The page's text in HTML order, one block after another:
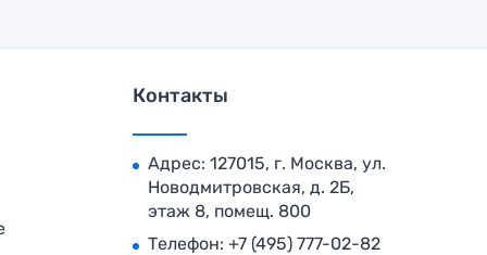
Контакты
Адрес: 127015, г. Москва, ул.
Новодмитровская, д. 2Б,
этаж 8, помещ. 800
Телефон: +7 (495) 777-02-82